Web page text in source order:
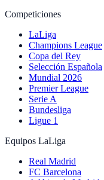
Competiciones
LaLiga
Champions League
Copa del Rey
Selección Española
Mundial 2026
Premier League
Serie A
Bundesliga
Ligue 1
Equipos LaLiga
Real Madrid
FC Barcelona